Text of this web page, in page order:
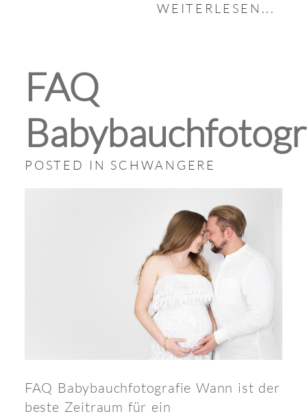
WEITERLESEN...
FAQ
POSTED IN SCHWANGERE
FAQ Babybauchfotografie Wann ist der
beste Zeitraum für ein